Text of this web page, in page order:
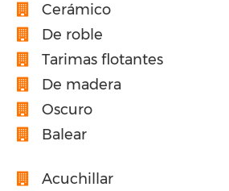
Cerámico
De roble
Tarimas flotantes
De madera
Oscuro
Balear
Acuchillar